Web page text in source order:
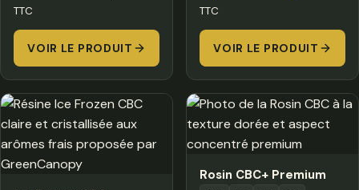
prix :
à
340,00 €
TTC
VOIR LE PRODUIT
prix :
à
TTC
VOIR LE PRODUIT
Rosin CBC+ Premium